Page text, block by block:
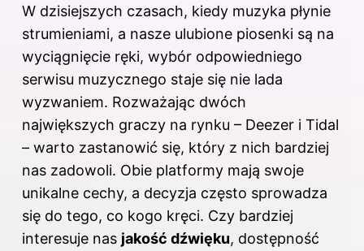
W dzisiejszych czasach, kiedy muzyka płynie
strumieniami, a nasze ulubione piosenki są na
wyciągnięcie ręki, wybór odpowiedniego
serwisu muzycznego staje się nie lada
wyzwaniem. Rozważając dwóch
największych graczy na rynku – Deezer i Tidal
– warto zastanowić się, który z nich bardziej
nas zadowoli. Obie platformy mają swoje
unikalne cechy, a decyzja często sprowadza
się do tego, co kogo kręci. Czy bardziej
interesuje nas jakość dźwięku, dostępność